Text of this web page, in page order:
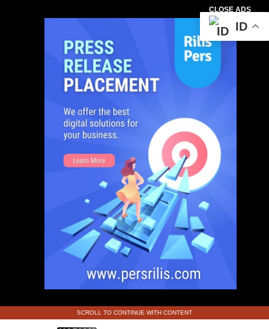
CLOSE ADS
SCROLL TO CONTINUE WITH CONTENT
ID